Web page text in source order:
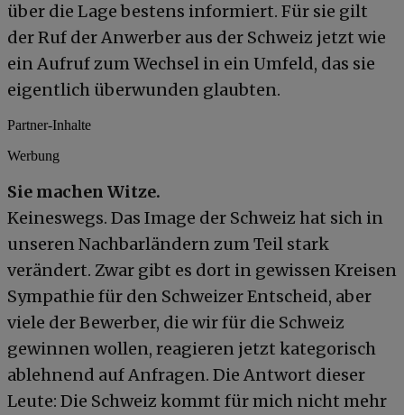
über die Lage bestens informiert. Für sie gilt
der Ruf der Anwerber aus der Schweiz jetzt wie
ein Aufruf zum Wechsel in ein Umfeld, das sie
eigentlich überwunden glaubten.
Partner-Inhalte
Werbung
Sie machen Witze.
Keineswegs. Das Image der Schweiz hat sich in
unseren Nachbarländern zum Teil stark
verändert. Zwar gibt es dort in gewissen Kreisen
Sympathie für den Schweizer Entscheid, aber
viele der Bewerber, die wir für die Schweiz
gewinnen wollen, reagieren jetzt kategorisch
ablehnend auf Anfragen. Die Antwort dieser
Leute: Die Schweiz kommt für mich nicht mehr